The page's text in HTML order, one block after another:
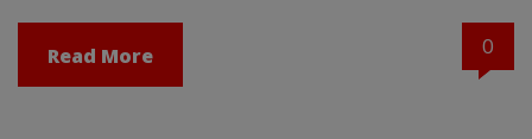
Read More 0